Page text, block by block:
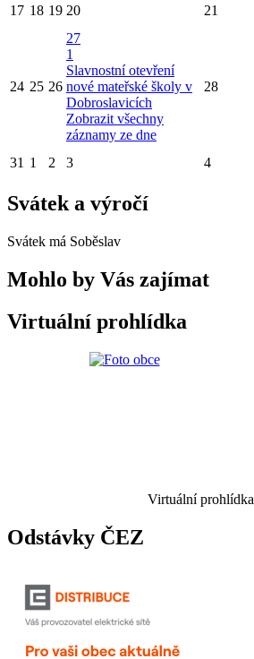
17 18 19 20 21
24 25 26
27
1
Slavnostní otevření
nové mateřské školy v
Dobroslavicích
Zobrazit všechny
záznamy ze dne
28
31 1 2 3 4
Svátek a výročí
Svátek má Soběslav
Mohlo by Vás zajímat
Virtuální prohlídka
Virtuální prohlídka
Odstávky ČEZ